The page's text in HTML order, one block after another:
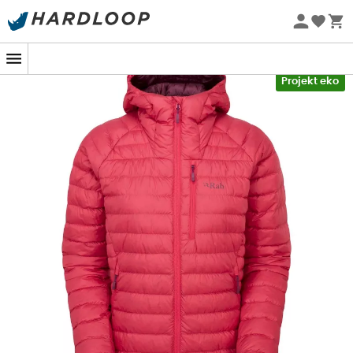
Letnie promocje 🔥 -5% DODATKOWO przy zakupie 2
Projekt eko
Kurtka puchowa Microlight Alpine Jacketdla
opracowana przez brytyjską markęRab®, tociepła i
przytulna kurtka puchowa , idealna doalpinizmu
innych aktywności sportowych nawysokich
wysokościach. Wykonana z materiałuPertex®